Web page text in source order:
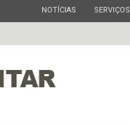
ESTADO
NOTÍCIAS ESTADO
SERVIÇOS